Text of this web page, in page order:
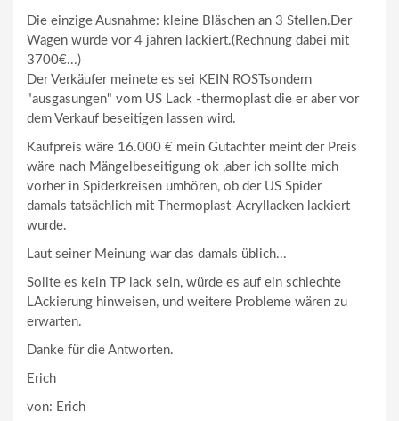
Die einzige Ausnahme: kleine Bläschen an 3 Stellen.Der
Wagen wurde vor 4 jahren lackiert.(Rechnung dabei mit
3700€...)
Der Verkäufer meinete es sei KEIN ROSTsondern
"ausgasungen" vom US Lack -thermoplast die er aber vor
dem Verkauf beseitigen lassen wird.
Kaufpreis wäre 16.000 € mein Gutachter meint der Preis
wäre nach Mängelbeseitigung ok ,aber ich sollte mich
vorher in Spiderkreisen umhören, ob der US Spider
damals tatsächlich mit Thermoplast-Acryllacken lackiert
wurde.
Laut seiner Meinung war das damals üblich...
Sollte es kein TP lack sein, würde es auf ein schlechte
LAckierung hinweisen, und weitere Probleme wären zu
erwarten.
Danke für die Antworten.
Erich
von: Erich